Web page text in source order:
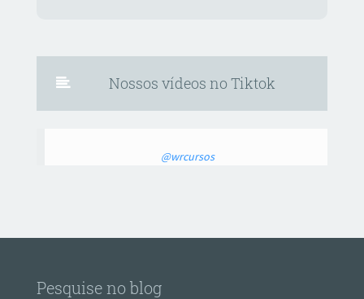
Nossos vídeos no Tiktok
@wrcursos
Pesquise no blog